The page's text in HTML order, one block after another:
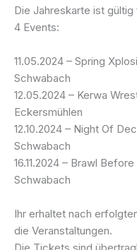
Die Jahreskarte ist
4 Events:
11.05.2024 – Spring
Schwabach
12.05.2024 – Kerwa
Eckersmühlen
12.10.2024 – Night Of
Schwabach
16.11.2024 – Brawl
Schwabach
Ihr erhaltet nach
die Veranstaltungen.